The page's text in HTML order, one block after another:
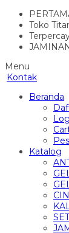
Toko
Menu
Kontak
Beranda
Katalog